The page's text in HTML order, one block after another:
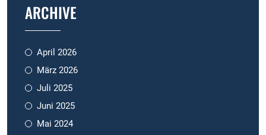
ARCHIVE
April 2026
März 2026
Juli 2025
Juni 2025
Mai 2024